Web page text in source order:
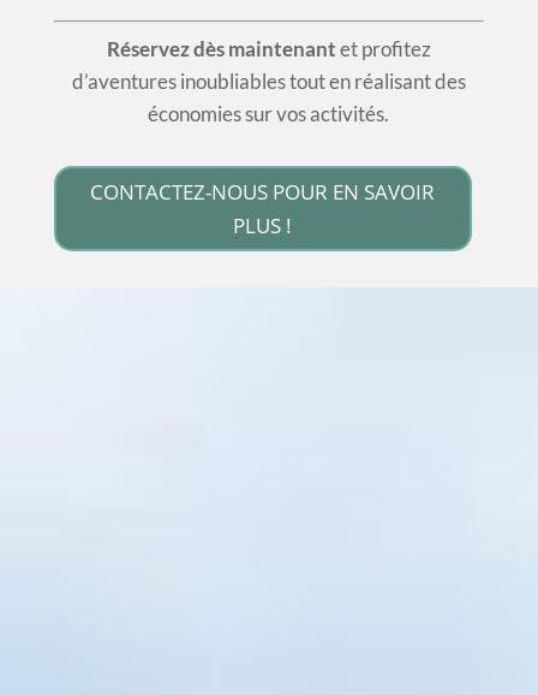
Réservez dès maintenantet profitez
d’aventures inoubliables tout en réalisant des
économies sur vos activités.
CONTACTEZ-NOUS POUR EN SAVOIR
PLUS !